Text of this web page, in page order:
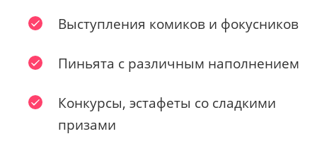
Выступления комиков и фокусников
Пиньята с различным наполнением
Конкурсы, эстафеты со сладкими
призами